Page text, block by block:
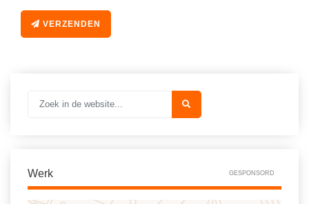
VERZENDEN
Werk GESPONSORD